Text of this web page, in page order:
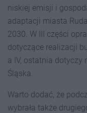
niskiej emisji i
adaptacji miasta
2030. W III części
dotyczące realizacji
a IV, ostatnia dotyczy
Śląska.
Warto dodać, że
wybrała także